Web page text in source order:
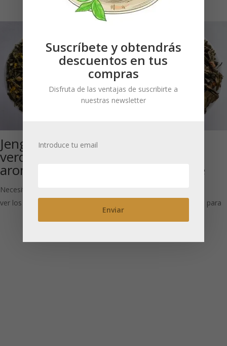
Jengibre (Té
verde
aromatizado)
Necesitas estar registrado para
ver los precios
blanco y verde
Necesitas estar registrado para
ver los precios
Suscríbete y obtendrás
descuentos en tus
compras
Disfruta de las ventajas de suscribirte a
nuestras newsletter
Introduce tu email